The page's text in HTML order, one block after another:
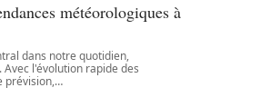
météorologiques à
dans notre quotidien,
l'évolution rapide des
prévision,…